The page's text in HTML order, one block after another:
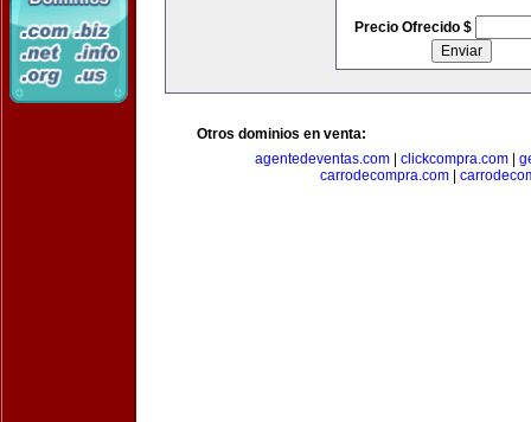
Precio Ofrecido $
Otros dominios en venta:
agentedeventas.com| clickcompra.com|
carrodecompra.com|